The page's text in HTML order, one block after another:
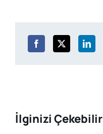
İlginizi Çekebilir